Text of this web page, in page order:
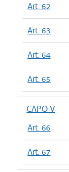
Art. 62
Art. 63
Art. 64
Art. 65
CAPO V
Art. 66
Art. 67